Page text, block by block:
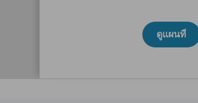
ดูแผนที่